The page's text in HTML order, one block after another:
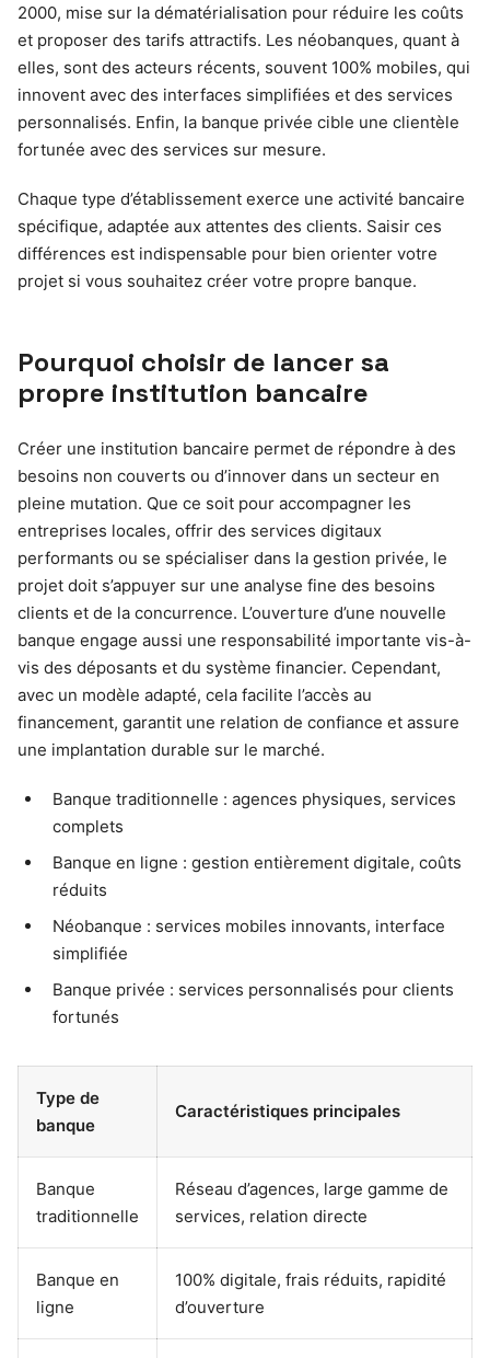
2000, mise sur la dématérialisation pour réduire les coûts
et proposer des tarifs attractifs. Les néobanques, quant à
elles, sont des acteurs récents, souvent 100% mobiles, qui
innovent avec des interfaces simplifiées et des services
personnalisés. Enfin, la banque privée cible une clientèle
fortunée avec des services sur mesure.
Chaque type d’établissement exerce une activité bancaire
spécifique, adaptée aux attentes des clients. Saisir ces
différences est indispensable pour bien orienter votre
projet si vous souhaitez créer votre propre banque.
Pourquoi choisir de lancer sa
propre institution bancaire
Créer une institution bancaire permet de répondre à des
besoins non couverts ou d’innover dans un secteur en
pleine mutation. Que ce soit pour accompagner les
entreprises locales, offrir des services digitaux
performants ou se spécialiser dans la gestion privée, le
projet doit s’appuyer sur une analyse fine des besoins
clients et de la concurrence. L’ouverture d’une nouvelle
banque engage aussi une responsabilité importante vis-à-
vis des déposants et du système financier. Cependant,
avec un modèle adapté, cela facilite l’accès au
financement, garantit une relation de confiance et assure
une implantation durable sur le marché.
Banque traditionnelle : agences physiques, services
complets
Banque en ligne : gestion entièrement digitale, coûts
réduits
Néobanque : services mobiles innovants, interface
simplifiée
Banque privée : services personnalisés pour clients
fortunés
Type de
banque
Caractéristiques principales
Banque
traditionnelle
Réseau d’agences, large gamme de
services, relation directe
Banque en
ligne
100% digitale, frais réduits, rapidité
d’ouverture